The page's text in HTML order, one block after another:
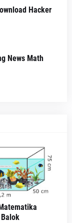
Hacker
News Math